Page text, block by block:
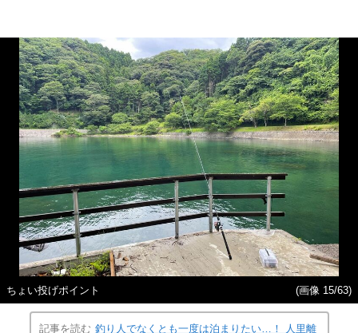
ちょい投げポイント (画像 15/63)
記事を読む 釣り人でなくとも一度は泊まりたい…！ 人里離